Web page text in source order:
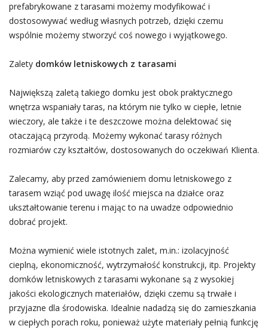
prefabrykowane z tarasami możemy modyfikować i
dostosowywać według własnych potrzeb, dzięki czemu
wspólnie możemy stworzyć coś nowego i wyjątkowego.
Zalety domków letniskowych z tarasami
Największą zaletą takiego domku jest obok praktycznego
wnętrza wspaniały taras, na którym nie tylko w ciepłe, letnie
wieczory, ale także i te deszczowe można delektować się
otaczającą przyrodą. Możemy wykonać tarasy różnych
rozmiarów czy kształtów, dostosowanych do oczekiwań Klienta.
Zalecamy, aby przed zamówieniem domu letniskowego z
tarasem wziąć pod uwagę ilość miejsca na działce oraz
ukształtowanie terenu i mając to na uwadze odpowiednio
dobrać projekt.
Można wymienić wiele istotnych zalet, m.in.: izolacyjność
cieplną, ekonomiczność, wytrzymałość konstrukcji, itp. Projekty
domków letniskowych z tarasami wykonane są z wysokiej
jakości ekologicznych materiałów, dzięki czemu są trwałe i
przyjazne dla środowiska. Idealnie nadadzą się do zamieszkania
w ciepłych porach roku, ponieważ użyte materiały pełnią funkcję